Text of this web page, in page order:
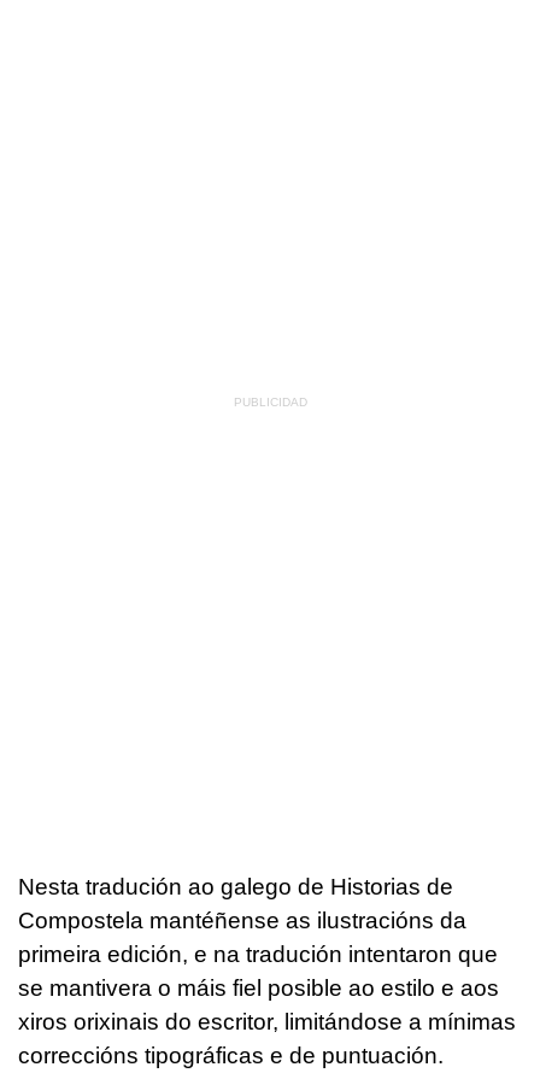
Nesta tradución ao galego de Historias de
Compostela mantéñense as ilustracións da
primeira edición, e na tradución intentaron que
se mantivera o máis fiel posible ao estilo e aos
xiros orixinais do escritor, limitándose a mínimas
correccións tipográficas e de puntuación.